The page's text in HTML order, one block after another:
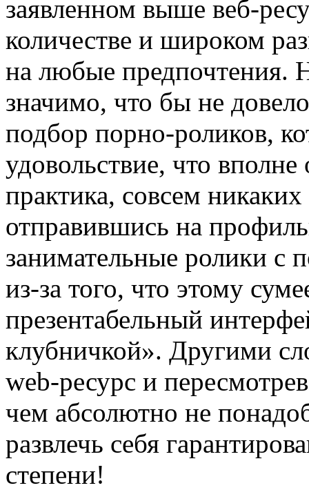
заявленном выше веб-
количестве и широком
на любые предпочтения.
значимо, что бы не
подбор порно-роликов,
удовольствие, что
практика, совсем
отправившись на
занимательные ролики с
из-за того, что этому
презентабельный
клубничкой». Другими
web-ресурс и
чем абсолютно не
развлечь себя
степени!